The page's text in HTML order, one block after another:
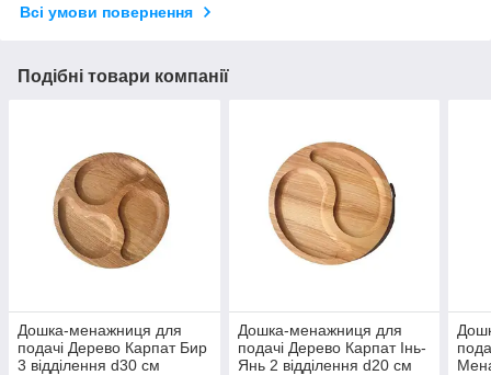
Всі умови повернення
Подібні товари компанії
Дошка-менажниця для
подачі Дерево Карпат Бир
3 відділення d30 см
Дошка-менажниця для
подачі Дерево Карпат Інь-
Янь 2 відділення d20 см